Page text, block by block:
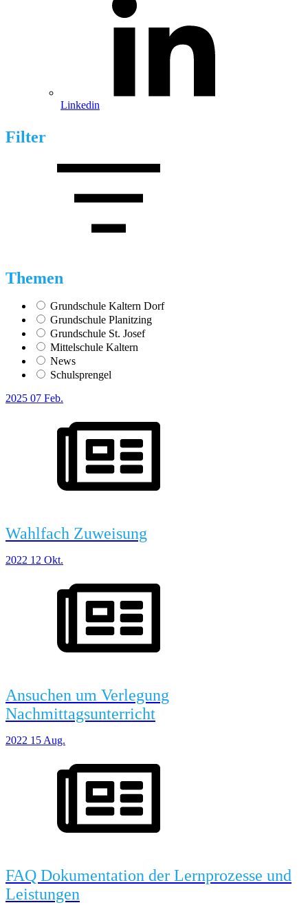
Linkedin
Filter
Themen
Grundschule Kaltern Dorf
Grundschule Planitzing
Grundschule St. Josef
Mittelschule Kaltern
News
Schulsprengel
2025 07 Feb.
Wahlfach Zuweisung
2022 12 Okt.
Ansuchen um Verlegung
Nachmittagsunterricht
2022 15 Aug.
FAQ Dokumentation der Lernprozesse und
Leistungen